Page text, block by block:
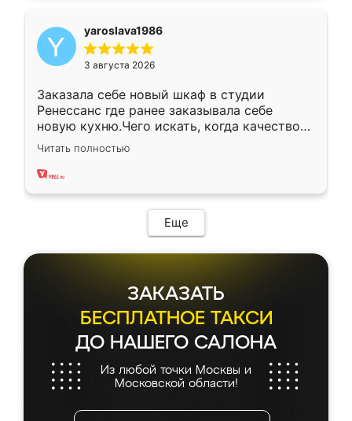
yaroslava1986
3 августа 2026
Заказала себе новый шкаф в студии
Ренессанс где ранее заказывала себе
новую кухню.Чего искать, когда качеством
вполне довольна. Служит кухня уже почти
два года, нареканий нет.
Читать полностью
Еще
ЗАКАЗАТЬ
БЕСПЛАТНОЕ ТАКСИ
ДО НАШЕГО САЛОНА
Из любой точки Москвы и
Московской области!